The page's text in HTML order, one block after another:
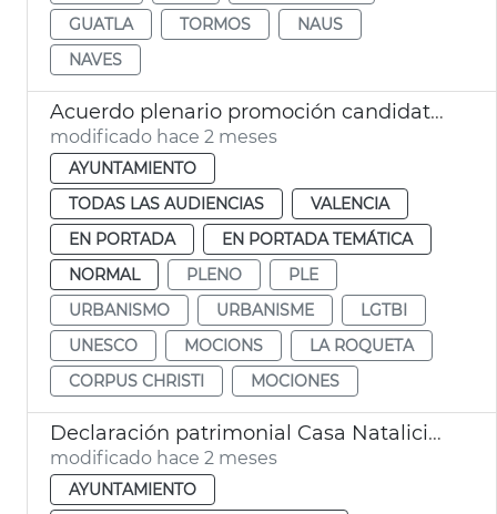
GUATLA
TORMOS
NAUS
NAVES
Acuerdo plenario promoción candidatura Corpus Patrimonio Cultural Unesco
modificado hace 2 meses
AYUNTAMIENTO
TODAS LAS AUDIENCIAS
VALENCIA
EN PORTADA
EN PORTADA TEMÁTICA
NORMAL
PLENO
PLE
URBANISMO
URBANISME
LGTBI
UNESCO
MOCIONS
LA ROQUETA
CORPUS CHRISTI
MOCIONES
Declaración patrimonial Casa Natalicia San Vicente Ferrer y Teatro Olympia València
modificado hace 2 meses
AYUNTAMIENTO